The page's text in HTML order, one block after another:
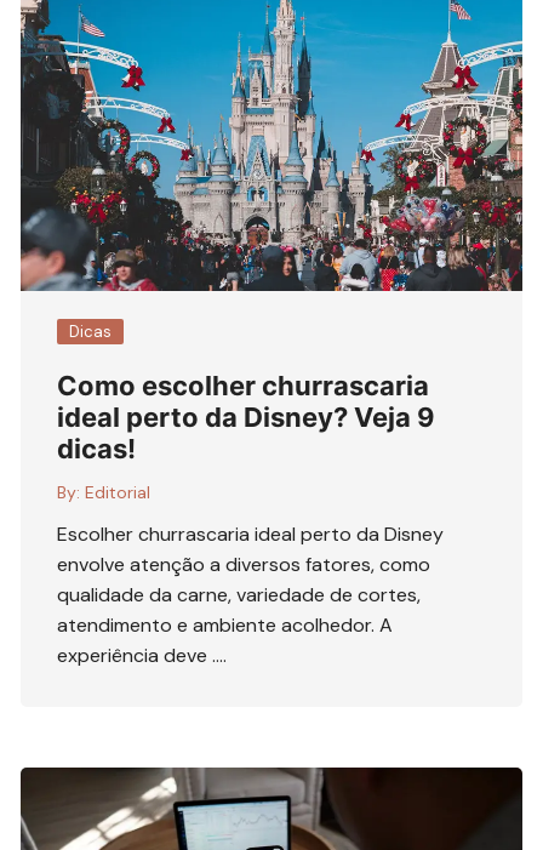
Dicas
Como escolher churrascaria
ideal perto da Disney? Veja 9
dicas!
By: Editorial
Escolher churrascaria ideal perto da Disney
envolve atenção a diversos fatores, como
qualidade da carne, variedade de cortes,
atendimento e ambiente acolhedor. A
experiência deve ….